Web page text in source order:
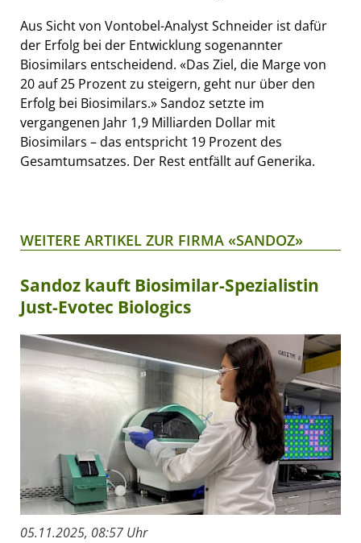
Aus Sicht von Vontobel-Analyst Schneider ist dafür
der Erfolg bei der Entwicklung sogenannter
Biosimilars entscheidend. «Das Ziel, die Marge von
20 auf 25 Prozent zu steigern, geht nur über den
Erfolg bei Biosimilars.» Sandoz setzte im
vergangenen Jahr 1,9 Milliarden Dollar mit
Biosimilars – das entspricht 19 Prozent des
Gesamtumsatzes. Der Rest entfällt auf Generika.
WEITERE ARTIKEL ZUR FIRMA «SANDOZ»
Sandoz kauft Biosimilar-Spezialistin
Just-Evotec Biologics
05.11.2025, 08:57 Uhr